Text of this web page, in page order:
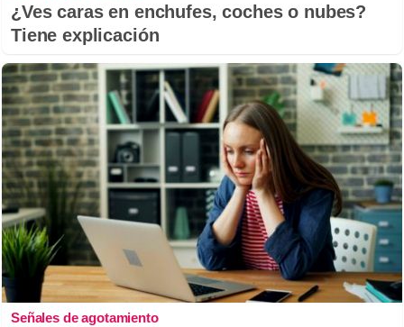
¿Ves caras en enchufes, coches o nubes?
Tiene explicación
Señales de agotamiento